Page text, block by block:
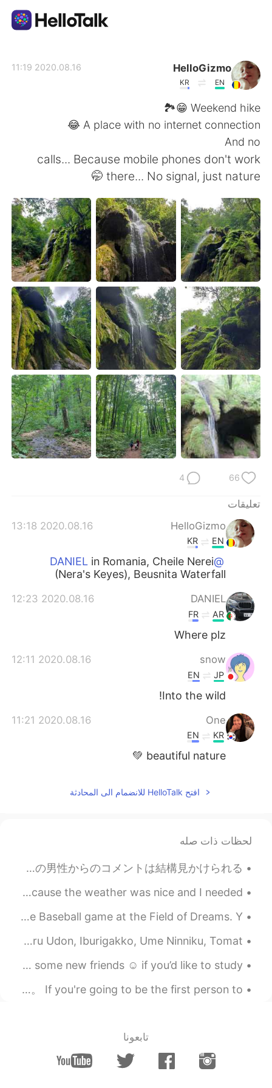
简体中文
繁體中文 Español
Français Deutsch
日本語 한국어
Русский ไทย
Indonesia Italiano
Türkçe Tiếng Việt
Português
HelloGizmo
EN
KR
2020.08.16 11:19
Weekend hike 😁🏞️
A place with no internet connection 😂
And no
calls... Because mobile phones don't work
there... No signal, just nature 🤭
66
4
تعليقات
HelloGizmo
2020.08.16 13:18
EN
KR
@DANIEL
in Romania, Cheile Nerei
(Nera's Keyes), Beusnita Waterfall
DANIEL
2020.08.16 12:23
AR
FR
Where plz
snow
2020.08.16 12:11
JP
EN
Into the wild!
One
2020.08.16 11:21
KR
EN
beautiful nature 💚
افتح HelloTalk للانضمام الى المحادثة
لحظات ذات صله
外国人の投稿を読むとき、他の外国人からのコメントが全くなくて（日本人だけしかコメントしない、それは普通)、でも日本人の投稿を読んでみると、特に女性の、日本人の男性からのコメントは結構見かけられる...
I decided to take a walk around my neighborhood today because the weather was nice and I needed ...
My home state of Iowa hosted it’s first ever Major League Baseball game at the Field of Dreams. Y...
katei ryori ha youru gohan wo oishikatta. Tamagoyaki, Zaru Udon, Iburigakko, Ume Ninniku, Tomat...
Heya 😝 I hope you’re all doing well. I’d like to make some new friends ☺️ if you’d like to study ...
お先に連絡するなら、質問をされるばっかりしないで下さい。👋🏻だけを送って質問を答えたりしかしないのは面倒臭い。 If you're going to be the first person to...
تابعونا